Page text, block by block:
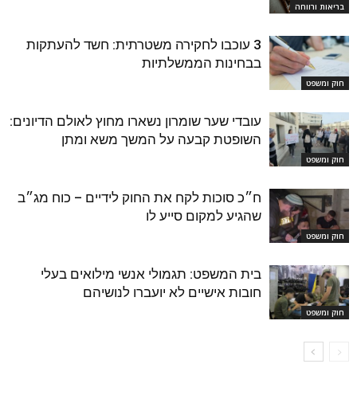
בריאות ורווחה
חוק ומשפט
3 עוכבו לחקירה משטרתית: חשד להעתקות
בבחינות הממשלתיות
חוק ומשפט
עובדי שער שומרון נשארו מחוץ לאולם הדיונים:
השופטת קבעה על המשך משא ומתן
חוק ומשפט
ח״כ סוכות לקח את החוק לידיים – כוח מג״ב
שהגיע למקום סייע לו
חוק ומשפט
בית המשפט: תגמולי אנשי מילואים בעלי
חובות אישיים לא יועברו לנושיהם